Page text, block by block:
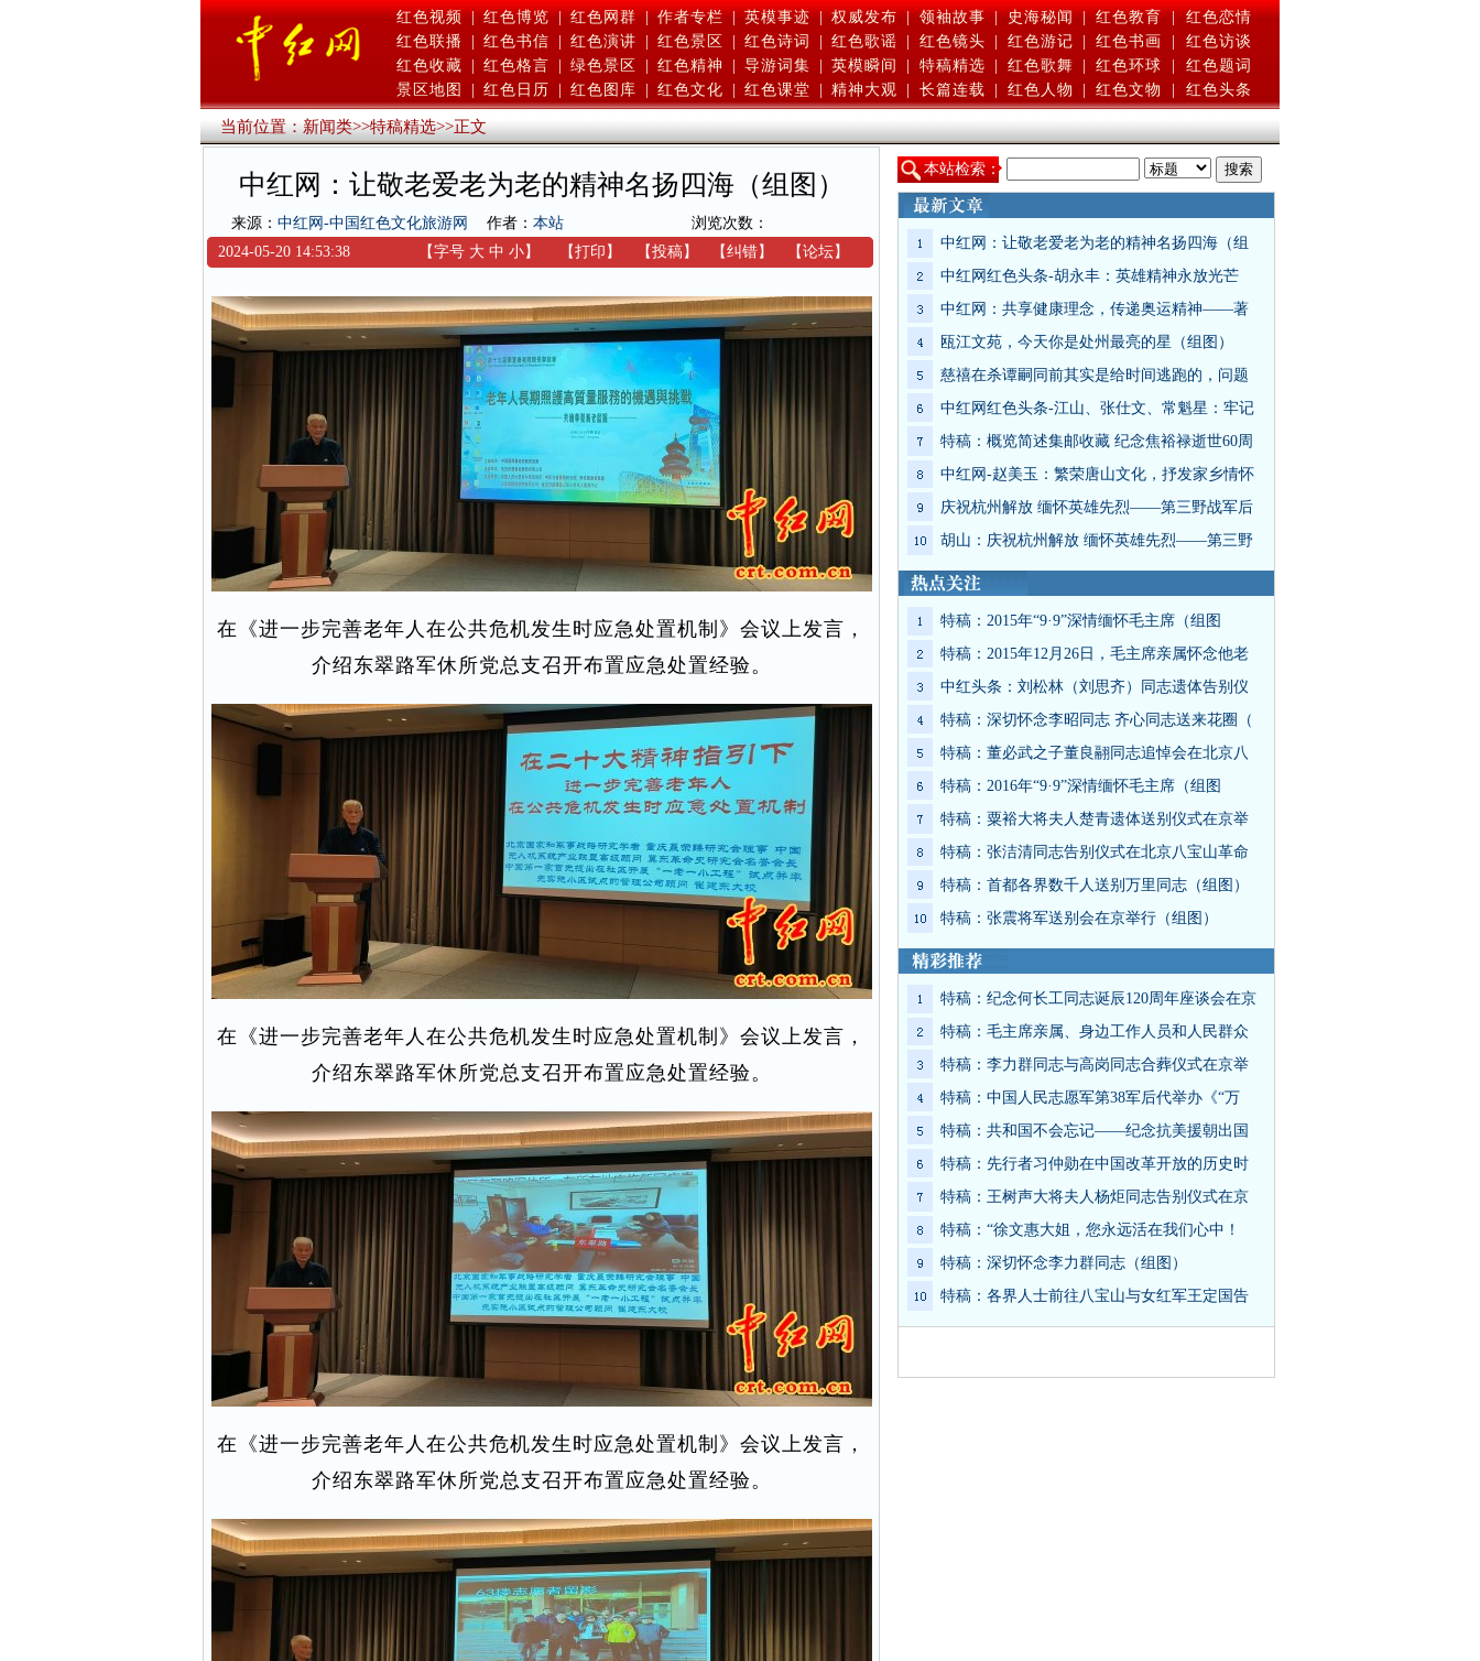
红色视频 | 红色博览 | 红色网群 | 作者专栏 | 英模事迹 | 权威发布 | 领袖故事 | 史海秘闻 | 红色教育 |
红色恋情
红色联播
红色书信 红色演讲 红色景区 红色诗词 红色歌谣 红色镜头 红色游记 红色书画
红色访谈
红色收藏
红色格言 绿色景区 红色精神 导游词集 英模瞬间 特稿精选 红色歌舞 红色环球
红色题词
景区地图
红色日历 红色图库 红色文化 红色课堂 精神大观 长篇连载 红色人物 红色文物 红色头条
当前位置：新闻类>>特稿精选>>正文
中红网：让敬老爱老为老的精神名扬四海（组图）
来源： 中红网-中国红色文化旅游网 作者： 本站
浏览次数：
2024-05-20 14:53:38
【字号 大 中 小】 【打印 】 【投稿】 【纠错】 【论坛】
在《进一步完善老年人在公共危机发生时应急处置机制》会议上发言，
介绍东翠路军休所党总支召开布置应急处置经验。
在《进一步完善老年人在公共危机发生时应急处置机制》会议上发言，
介绍东翠路军休所党总支召开布置应急处置经验。
在《进一步完善老年人在公共危机发生时应急处置机制》会议上发言，
介绍东翠路军休所党总支召开布置应急处置经验。
本站检索：
中红网：让敬老爱老为老的精神名扬四海（组
中红网红色头条-胡永丰：英雄精神永放光芒
中红网：共享健康理念，传递奥运精神——著
瓯江文苑，今天你是处州最亮的星（组图）
慈禧在杀谭嗣同前其实是给时间逃跑的，问题
中红网红色头条-江山、张仕文、常魁星：牢记
特稿：概览简述集邮收藏 纪念焦裕禄逝世60周
中红网-赵美玉：繁荣唐山文化，抒发家乡情怀
庆祝杭州解放 缅怀英雄先烈——第三野战军后
胡山：庆祝杭州解放 缅怀英雄先烈——第三野
特稿：2015年“9·9”深情缅怀毛主席（组图
特稿：2015年12月26日，毛主席亲属怀念他老
中红头条：刘松林（刘思齐）同志遗体告别仪
特稿：深切怀念李昭同志 齐心同志送来花圈（
特稿：董必武之子董良翮同志追悼会在北京八
特稿：2016年“9·9”深情缅怀毛主席（组图
特稿：粟裕大将夫人楚青遗体送别仪式在京举
特稿：张洁清同志告别仪式在北京八宝山革命
特稿：首都各界数千人送别万里同志（组图）
特稿：张震将军送别会在京举行（组图）
特稿：纪念何长工同志诞辰120周年座谈会在京
特稿：毛主席亲属、身边工作人员和人民群众
特稿：李力群同志与高岗同志合葬仪式在京举
特稿：中国人民志愿军第38军后代举办《“万
特稿：共和国不会忘记——纪念抗美援朝出国
特稿：先行者习仲勋在中国改革开放的历史时
特稿：王树声大将夫人杨炬同志告别仪式在京
特稿：“徐文惠大姐，您永远活在我们心中！
特稿：深切怀念李力群同志（组图）
特稿：各界人士前往八宝山与女红军王定国告